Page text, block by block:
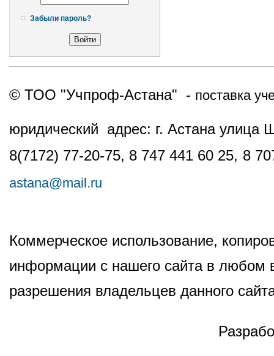
Забыли пароль?
© ТОО "Учпроф-Астана" - поставка
юридический адрес: г. Астана
8(7172) 77-20-75, 8 747 441 60 25, 8
astana@mail.ru
Коммерческое использование,
информации с нашего сайта в любом
разрешения владельцев данного